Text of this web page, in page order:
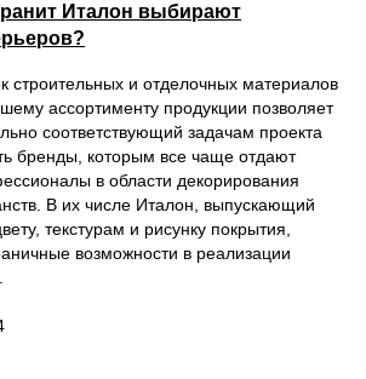
Италон выбирают
и отделочных материалов
ассортименту продукции позволяет
соответствующий задачам проекта
бренды, которым все чаще отдают
в области декорирования
В их числе Италон, выпускающий
текстурам и рисунку покрытия,
возможности в реализации